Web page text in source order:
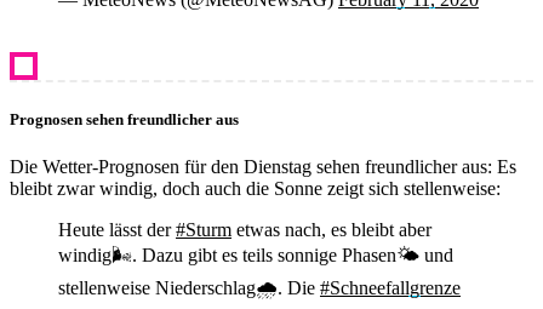
Prognosen sehen freundlicher aus
Die Wetter-Prognosen für den Dienstag sehen freundlicher aus: Es
bleibt zwar windig, doch auch die Sonne zeigt sich stellenweise:
Heute lässt der#Sturm etwas nach, es bleibt aber
windig🌬️. Dazu gibt es teils sonnige Phasen🌤️ und
stellenweise Niederschlag🌧️. Die #Schneefallgrenze